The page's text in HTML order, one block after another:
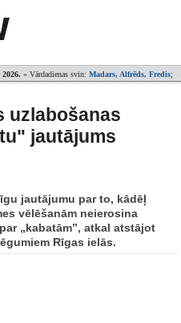
» Vārdadienas svin: Madars, Alfrēds, Fredis;
uzlabošanas
jautājums
jautājumu par to, kādēļ
vēlēšanām neierosina
„kabatām”, atkal atstājot
Rīgas ielās.